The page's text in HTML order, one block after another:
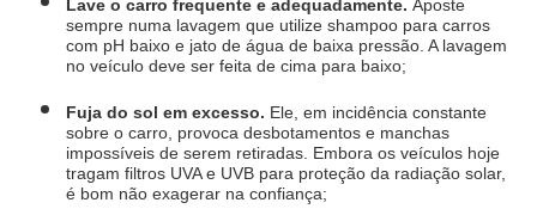
Lave o carro frequente e adequadamente. Aposte
sempre numa lavagem que utilize shampoo para carros
com pH baixo e jato de água de baixa pressão. A lavagem
no veículo deve ser feita de cima para baixo;
Fuja do sol em excesso. Ele, em incidência constante
sobre o carro, provoca desbotamentos e manchas
impossíveis de serem retiradas. Embora os veículos hoje
tragam filtros UVA e UVB para proteção da radiação solar,
é bom não exagerar na confiança;